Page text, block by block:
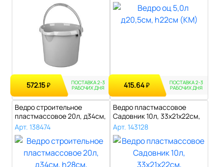
572.15₽ ПОСТАВКА 2-3
РАБОЧИХ ДНЯ 415.64₽ ПОСТАВКА 2-3
РАБОЧИХ ДНЯ
Ведро строительное
пластмассовое 20л, д34см,
h28см, мет..
Арт. 138474
Ведро пластмассовое
Садовник 10л, 33х21х22см,
прямоугол..
Арт. 143128